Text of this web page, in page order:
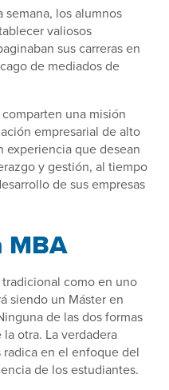
los alumnos
valiosos
sus carreras en
de mediados de
una misión
empresarial de alto
experiencia que desean
y gestión, al tiempo
de sus empresas
MBA
como en uno
siendo un Máster en
de las dos formas
otra. La verdadera
radica en el enfoque del
de los estudiantes.